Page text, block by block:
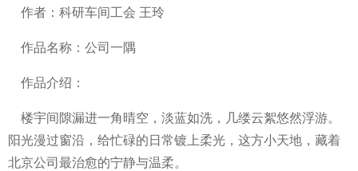
作者：科研车间工会 王玲
作品名称：公司一隅
作品介绍：
楼宇间隙漏进一角晴空，淡蓝如洗，几缕云絮悠然浮游。
阳光漫过窗沿，给忙碌的日常镀上柔光，这方小天地，藏着
北京公司最治愈的宁静与温柔。